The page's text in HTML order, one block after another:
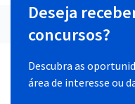
Deseja
concursos?
Descubra as
área de interesse ou